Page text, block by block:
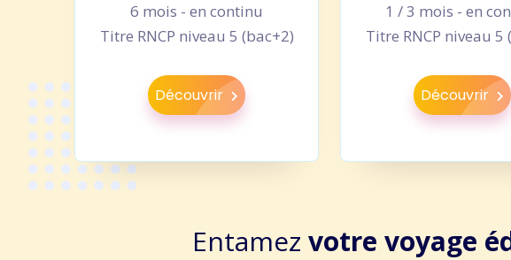
6 mois - en continu
Titre RNCP niveau 5 (bac+2)
Découvrir
1 / 3 mois - en
Titre RNCP niveau 5
Découvrir
Entamez votre voyage